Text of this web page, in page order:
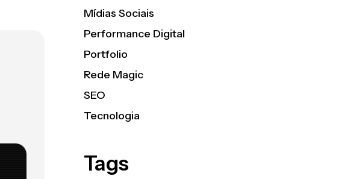
Mídias Sociais
Performance Digital
Portfolio
Rede Magic
SEO
Tecnologia
Tags